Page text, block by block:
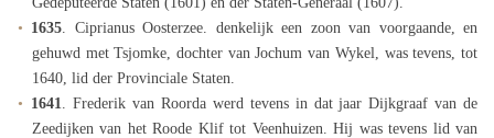
1635. Ciprianus Oosterzee. denkelijk een zoon van voorgaande, en
gehuwd met Tsjomke, dochter van Jochum van Wykel, was tevens, tot
1640, lid der Provinciale Staten.
1641. Frederik van Roorda werd tevens in dat jaar Dijkgraaf van de
Zeedijken van het Roode Klif tot Veenhuizen. Hij was tevens lid van